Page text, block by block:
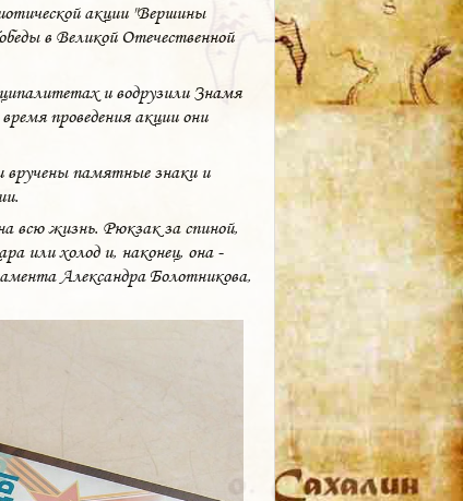
акции "Вершины
в Великой Отечественной
и водрузили Знамя
проведения акции они
вручены памятные знаки и
всю жизнь. Рюкзак за спиной,
или холод и, наконец, она -
Александра Болотникова,